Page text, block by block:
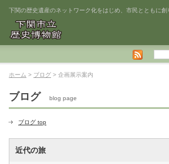
下関の歴史遺産のネットワーク化をはじめ、市民とともに創
ホーム > ブログ > 企画展示案内
ブログ blog page
ブログ top
近代の旅